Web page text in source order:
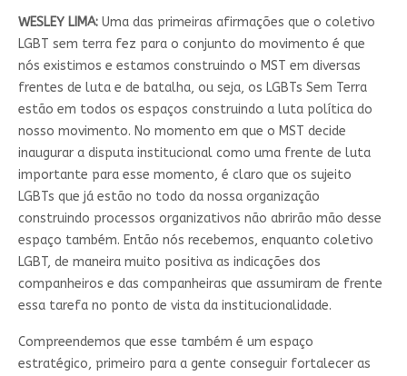
WESLEY LIMA:Uma das primeiras afirmações que o coletivo
LGBT sem terra fez para o conjunto do movimento é que
nós existimos e estamos construindo o MST em diversas
frentes de luta e de batalha, ou seja, os LGBTs Sem Terra
estão em todos os espaços construindo a luta política do
nosso movimento. No momento em que o MST decide
inaugurar a disputa institucional como uma frente de luta
importante para esse momento, é claro que os sujeito
LGBTs que já estão no todo da nossa organização
construindo processos organizativos não abrirão mão desse
espaço também. Então nós recebemos, enquanto coletivo
LGBT, de maneira muito positiva as indicações dos
companheiros e das companheiras que assumiram de frente
essa tarefa no ponto de vista da institucionalidade.
Compreendemos que esse também é um espaço
estratégico, primeiro para a gente conseguir fortalecer as